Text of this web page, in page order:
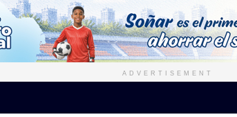
ADVERTISEMENT